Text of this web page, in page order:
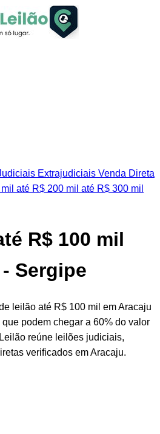
Extrajudiciais Venda Direta
até R$ 200 mil até R$ 300 mil
R$ 100 mil
Sergipe
leilão até R$ 100 mil em Aracaju
podem chegar a 60% do valor
reúne leilões judiciais,
verificados em Aracaju.